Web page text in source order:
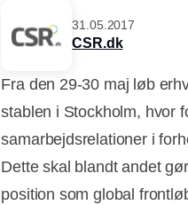
31.05.2017
CSR.dk
Fra den 29-30 maj løb
stablen i Stockholm, hvor
samarbejdsrelationer i
Dette skal blandt andet
position som global